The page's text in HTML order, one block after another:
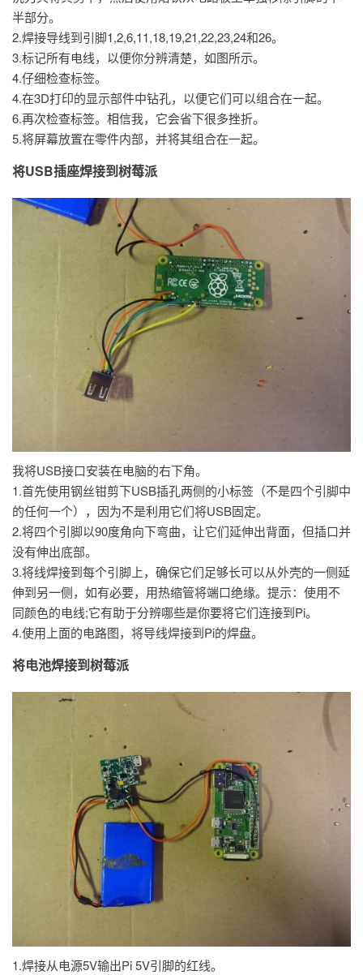
半部分。
2.焊接导线到引脚1,2,6,11,18,19,21,22,23,24和26。
3.标记所有电线，以便你分辨清楚，如图所示。
4.仔细检查标签。
4.在3D打印的显示部件中钻孔，以便它们可以组合在一起。
6.再次检查标签。相信我，它会省下很多挫折。
5.将屏幕放置在零件内部，并将其组合在一起。
将USB插座焊接到树莓派
我将USB接口安装在电脑的右下角。
1.首先使用钢丝钳剪下USB插孔两侧的小标签（不是四个引脚中
的任何一个），因为不是利用它们将USB固定。
2.将四个引脚以90度角向下弯曲，让它们延伸出背面，但插口并
没有伸出底部。
3.将线焊接到每个引脚上，确保它们足够长可以从外壳的一侧延
伸到另一侧，如有必要，用热缩管将端口绝缘。提示：使用不
同颜色的电线;它有助于分辨哪些是你要将它们连接到Pi。
4.使用上面的电路图，将导线焊接到Pi的焊盘。
将电池焊接到树莓派
1.焊接从电源5V输出Pi 5V引脚的红线。